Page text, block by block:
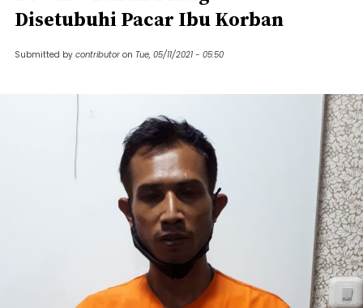
Disetubuhi Pacar Ibu Korban
Submitted by contributor on Tue, 05/11/2021 - 05:50